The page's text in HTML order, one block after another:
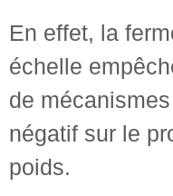
En effet, la
échelle
de
négatif sur le
poids.